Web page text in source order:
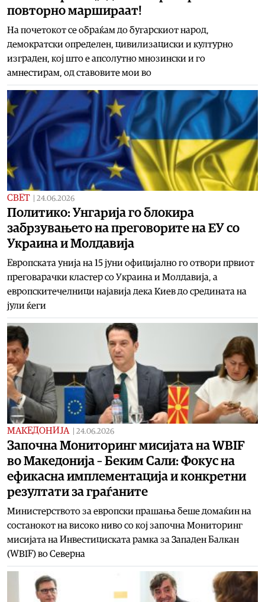
повторно маршираат!
На почетокот се обраќам до бугарскиот народ,
демократски определен, цивилизациски и културно
изграден, кој што е апсолутно мнозински и го
амнестирам, од ставовите мои во
СВЕТ 24.06.2026
Политико: Унгарија го блокира
забрзувањето на преговорите на ЕУ со
Украина и Молдавија
Европската унија на 15 јуни официјално го отвори првиот
преговарачки кластер со Украина и Молдавија, а
европскитечелници најавија дека Киев до средината на
јули ќеги
МАКЕДОНИЈА 24.06.2026
Започна Мониторинг мисијата на WBIF
во Македонија – Беким Сали: Фокус на
ефикасна имплементација и конкретни
резултати за граѓаните
Министерството за европски прашања беше домаќин на
состанокот на високо ниво со кој започна Мониторинг
мисијата на Инвестициската рамка за Западен Балкан
(WBIF) во Северна